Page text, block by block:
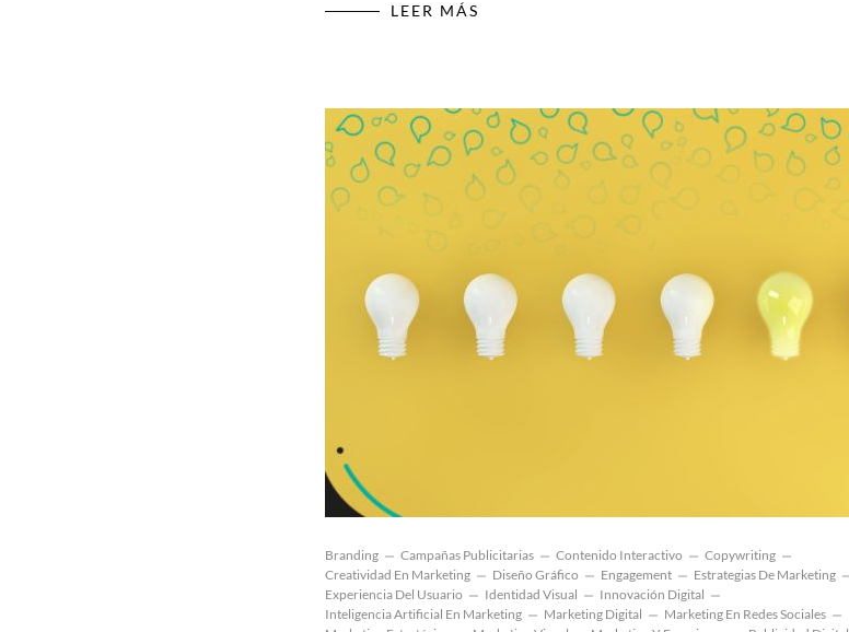
LEER MÁS
Branding Campañas Publicitarias Contenido Interactivo
Copywriting
Creatividad En Marketing
Diseño Gráfico Engagement
Estrategias De Marketing
Experiencia Del Usuario
Identidad Visual
Innovación Digital
Inteligencia Artificial En Marketing
Marketing Digital
Marketing En Redes Sociales